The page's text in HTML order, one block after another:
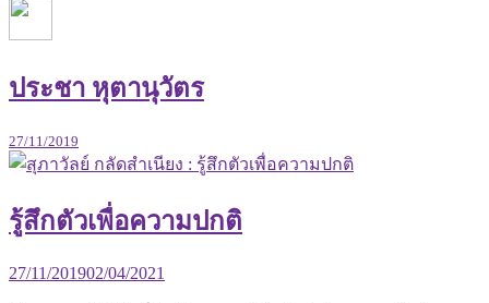
ประชา หุตานุวัตร
27/11/2019
รู้สึกตัวเพื่อความปกติ
27/11/201902/04/2021